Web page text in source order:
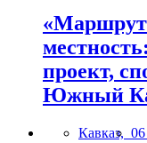
«Маршрут
проект,
Южный
Кавказ, 06